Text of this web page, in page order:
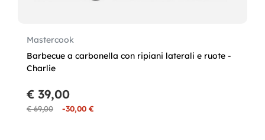
Mastercook
Barbecue a carbonella con ripiani laterali e ruote -
Charlie
€ 69,00 -30,00 €
€ 39,00